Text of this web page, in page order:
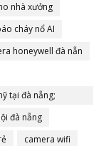
nhà xưởng
cháy nổ AI
honeywell đà nẵn
tại đà nẵng;
đà nẵng
camera wifi